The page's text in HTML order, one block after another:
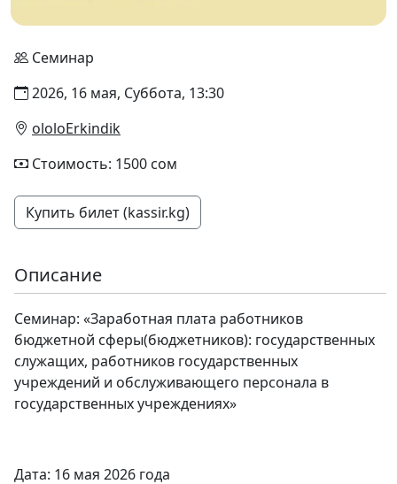
Семинар
2026, 16 мая, Суббота, 13:30
ololoErkindik
Стоимость: 1500 сом
Купить билет (kassir.kg)
Описание
Семинар: «Заработная плата работников
бюджетной сферы(бюджетников): государственных
служащих, работников государственных
учреждений и обслуживающего персонала в
государственных учреждениях»
Дата: 16 мая 2026 года